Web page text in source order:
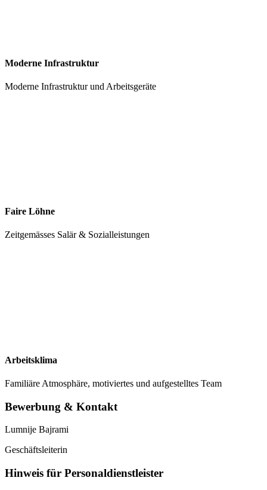
Moderne Infrastruktur
Moderne Infrastruktur und Arbeitsgeräte
Faire Löhne
Zeitgemässes Salär & Sozialleistungen
Arbeitsklima
Familiäre Atmosphäre, motiviertes und aufgestelltes Team
Bewerbung & Kontakt
Lumnije Bajrami
Geschäftsleiterin
Hinweis für Personaldienstleister